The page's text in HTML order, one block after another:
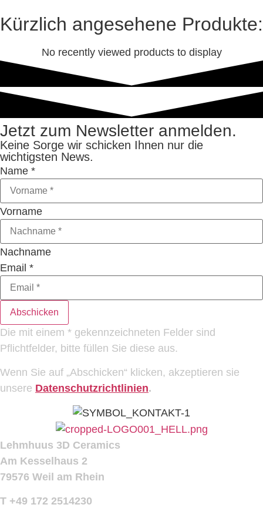
Kürzlich angesehene Produkte:
No recently viewed products to display
Jetzt zum Newsletter anmelden.
Keine Sorge wir schicken Ihnen nur die
wichtigsten News.
Name *
Vorname
Nachname
Email *
Abschicken
Die mit einem * gekennzeichneten Felder sind
Pflichtfelder, bitte füllen Sie diese aus.
Wenn Sie auf „Abschicken“ klicken, akzeptieren sie
unsere Datenschutzrichtlinien.
Lehmhuus 3D Ceramics
Am Kesselhaus 2
79576 Weil am Rhein
T +49 172 2514230